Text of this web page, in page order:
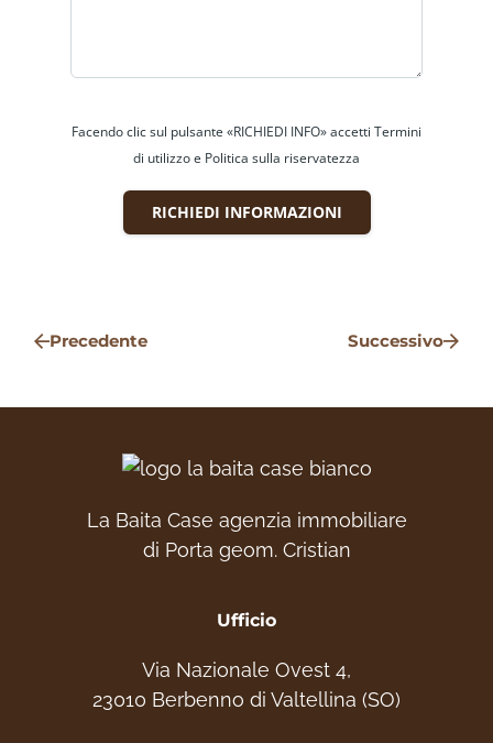
www.labaitacase.com - Email:
Facendo clic sul pulsante «RICHIEDI INFO» accetti Termini
di utilizzo e Politica sulla riservatezza
RICHIEDI INFORMAZIONI
Precedente Successivo
La Baita Case agenzia immobiliare
di Porta geom. Cristian
Ufficio
Via Nazionale Ovest 4,
23010 Berbenno di Valtellina (SO)